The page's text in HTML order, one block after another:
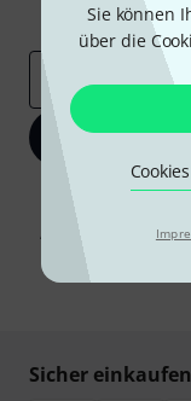
Sie können
über die
Inspirierende
E-Mail-Adresse*
Mit Klick auf „Jetzt
Werbung und einer
Abmeldung ist
Sicher